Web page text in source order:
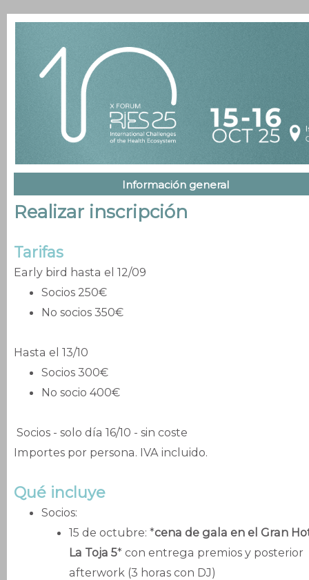
Información general
Realizar inscripción
Tarifas
Early bird hasta el 12/09
Socios 250€
No socios 350€
Hasta el 13/10
Socios 300€
No socio 400€
Socios - solo día 16/10 - sin coste
Importes por persona. IVA incluido.
Qué incluye
Socios:
15 de octubre: *cena de gala en el Gran
La Toja 5* con entrega premios y posterior
afterwork (3 horas con DJ)